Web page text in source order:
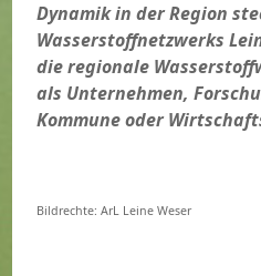
Dynamik in der Region
Wasserstoffnetzwerks
die regionale
als Unternehmen,
Kommune oder
Bildrechte: ArL Leine Weser